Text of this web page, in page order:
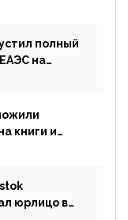
полный
на
книги и
юрлицо в